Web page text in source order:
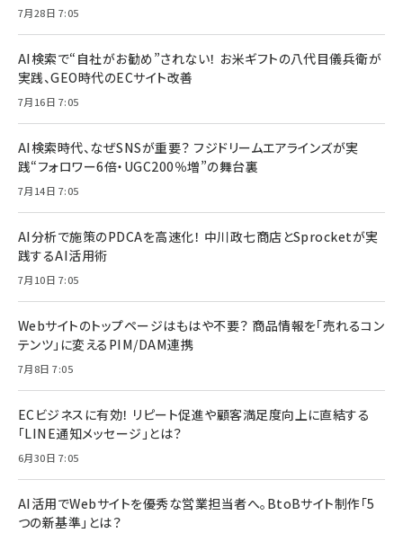
7月28日 7:05
AI検索で“自社がお勧め”されない！ お米ギフトの八代目儀兵衛が
実践、GEO時代のECサイト改善
7月16日 7:05
AI検索時代、なぜSNSが重要？ フジドリームエアラインズが実
践“フォロワー6倍・UGC200％増”の舞台裏
7月14日 7:05
AI分析で施策のPDCAを高速化！ 中川政七商店とSprocketが実
践するAI活用術
7月10日 7:05
Webサイトのトップページはもはや不要？ 商品情報を「売れるコン
テンツ」に変えるPIM/DAM連携
7月8日 7:05
ECビジネスに有効！ リピート促進や顧客満足度向上に直結する
「LINE通知メッセージ」とは？
6月30日 7:05
AI活用でWebサイトを優秀な営業担当者へ。BtoBサイト制作「5
つの新基準」とは？